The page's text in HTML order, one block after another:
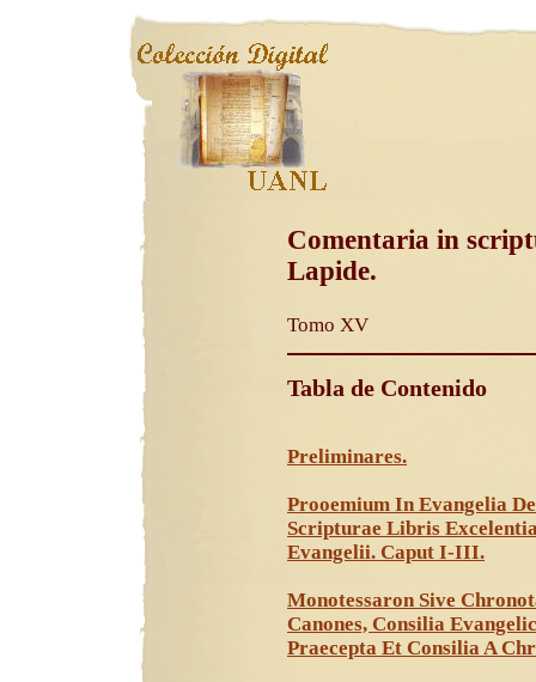
Comentaria in
Lapide.
Tomo XV
Tabla de Contenido
Preliminares.
Prooemium In Evangelia
Scripturae Libris
Evangelii. Caput I-III.
Monotessaron Sive
Canones, Consilia
Praecepta Et Consilia A